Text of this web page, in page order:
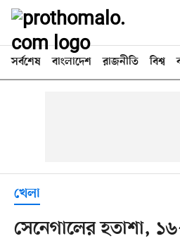
সর্বশেষ বাংলাদেশ রাজনীতি বিশ্ব
খেলা
সেনেগালের হতাশা,